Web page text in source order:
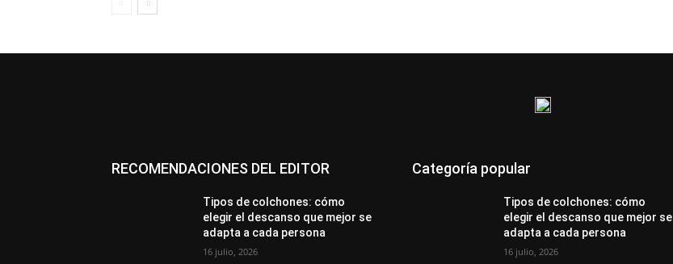
RECOMENDACIONES DEL EDITOR
Tipos de colchones: cómo
elegir el descanso que mejor se
adapta a cada persona
16 julio, 2026
Categoría popular
Tipos de colchones: cómo
elegir el descanso que mejor se
adapta a cada persona
16 julio, 2026